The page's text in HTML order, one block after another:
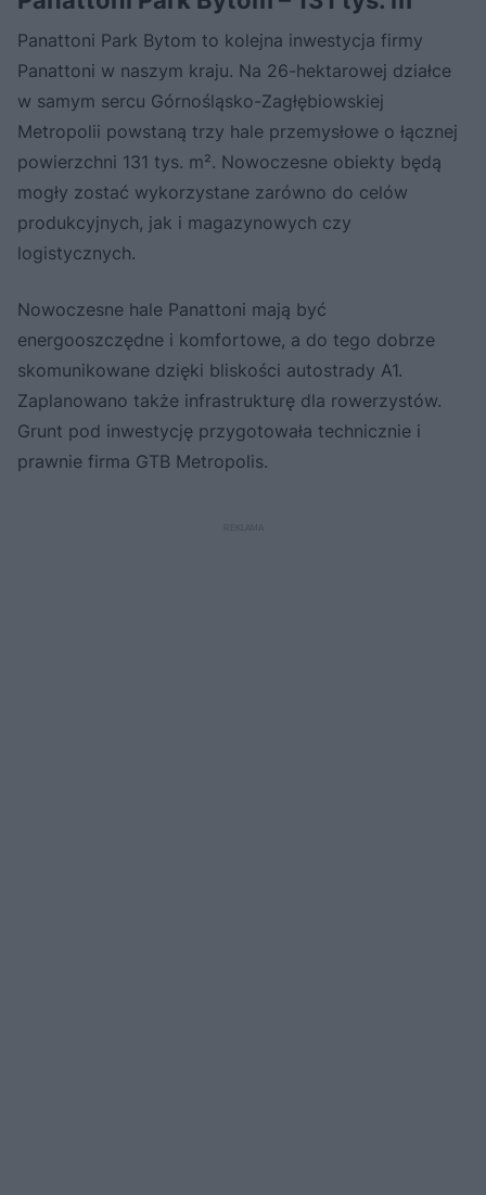
Panattoni Park Bytom to kolejna inwestycja firmy
Panattoni w naszym kraju. Na 26-hektarowej działce
w samym sercu Górnośląsko-Zagłębiowskiej
Metropolii powstaną trzy hale przemysłowe o łącznej
powierzchni 131 tys. m². Nowoczesne obiekty będą
mogły zostać wykorzystane zarówno do celów
produkcyjnych, jak i magazynowych czy
logistycznych.
Nowoczesne hale Panattoni mają być
energooszczędne i komfortowe, a do tego dobrze
skomunikowane dzięki bliskości autostrady A1.
Zaplanowano także infrastrukturę dla rowerzystów.
Grunt pod inwestycję przygotowała technicznie i
prawnie firma GTB Metropolis.